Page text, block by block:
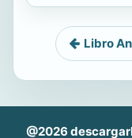
Libro
@2026